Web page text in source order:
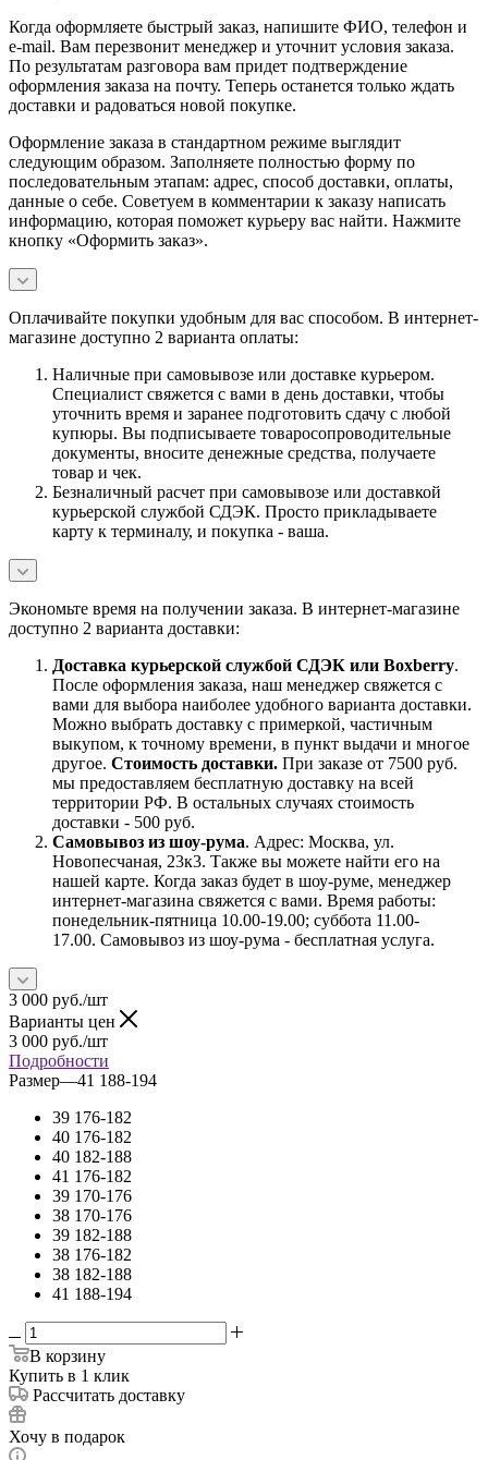
Когда оформляете быстрый заказ, напишите ФИО, телефон и
e-mail. Вам перезвонит менеджер и уточнит условия заказа.
По результатам разговора вам придет подтверждение
оформления заказа на почту. Теперь останется только ждать
доставки и радоваться новой покупке.
Оформление заказа в стандартном режиме выглядит
следующим образом. Заполняете полностью форму по
последовательным этапам: адрес, способ доставки, оплаты,
данные о себе. Советуем в комментарии к заказу написать
информацию, которая поможет курьеру вас найти. Нажмите
кнопку «Оформить заказ».
Оплачивайте покупки удобным для вас способом. В интернет-
магазине доступно 2 варианта оплаты:
Наличные при самовывозе или доставке курьером.
Специалист свяжется с вами в день доставки, чтобы
уточнить время и заранее подготовить сдачу с любой
купюры. Вы подписываете товаросопроводительные
документы, вносите денежные средства, получаете
товар и чек.
Безналичный расчет при самовывозе или доставкой
курьерской службой СДЭК. Просто прикладываете
карту к терминалу, и покупка - ваша.
Экономьте время на получении заказа. В интернет-магазине
доступно 2 варианта доставки:
Доставка курьерской службой СДЭК или Boxberry.
После оформления заказа, наш менеджер свяжется с
вами для выбора наиболее удобного варианта доставки.
Можно выбрать доставку с примеркой, частичным
выкупом, к точному времени, в пункт выдачи и многое
другое. Стоимость доставки. При заказе от 7500 руб.
мы предоставляем бесплатную доставку на всей
территории РФ. В остальных случаях стоимость
доставки - 500 руб.
Самовывоз из шоу-рума. Адрес: Москва, ул.
Новопесчаная, 23к3. Также вы можете найти его на
нашей карте. Когда заказ будет в шоу-руме, менеджер
интернет-магазина свяжется с вами. Время работы:
понедельник-пятница 10.00-19.00; суббота 11.00-
17.00. Самовывоз из шоу-рума - бесплатная услуга.
3 000 руб./шт
Варианты цен
3 000 руб./шт
Подробности
Размер—41 188-194
39 176-182
40 176-182
40 182-188
41 176-182
39 170-176
38 170-176
39 182-188
38 176-182
38 182-188
41 188-194
В корзину
Купить в 1 клик
Рассчитать доставку
Хочу в подарок